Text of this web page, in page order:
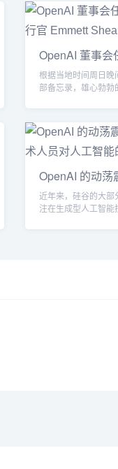
OpenAI 董事会
根据当地时间周日晚
部备忘录，雄心勃勃
OpenAI 的动荡
些技
近年来，硅谷的大部
注在生成型人工智能